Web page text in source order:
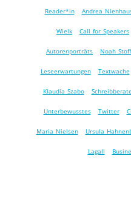
Reader*in Andrea
Wielk Call for Speakers
Autorenporträts Noah
Leseerwartungen Textwache
Klaudia Szabo
Unterbewusstes Twitter
Maria Nielsen Ursula
Lagall